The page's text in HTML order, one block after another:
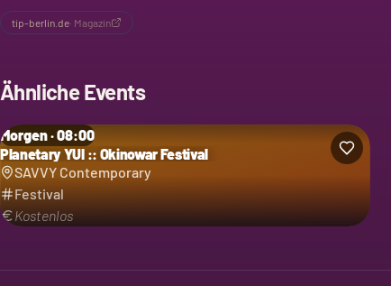
tip-berlin.de· Magazin
Ähnliche Events
Morgen · 08:00
Planetary YUI :: Okinowar Festival
SAVVY Contemporary
Festival
Kostenlos
Kategorie: Festival